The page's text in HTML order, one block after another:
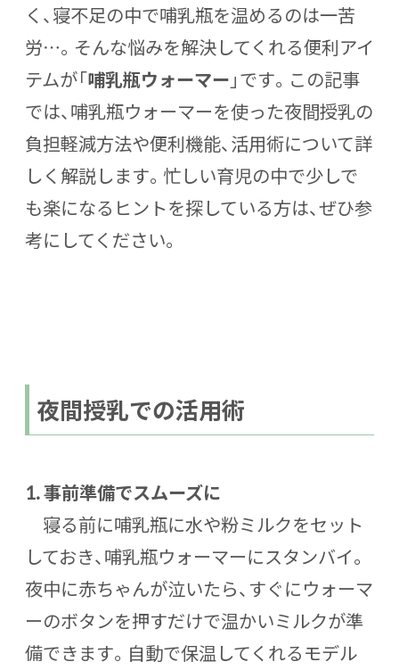
く、寝不足の中で哺乳瓶を温めるのは一苦
労…。そんな悩みを解決してくれる便利アイ
テムが「哺乳瓶ウォーマー 」です。この記事
では、哺乳瓶ウォーマーを使った夜間授乳の
負担軽減方法や便利機能、活用術について詳
しく解説します。忙しい育児の中で少しで
も楽になるヒントを探している方は、ぜひ参
考にしてください。
夜間授乳での活用術
1.事前準備でスムーズに
寝る前に哺乳瓶に水や粉ミルクをセット
しておき、哺乳瓶ウォーマーにスタンバイ。
夜中に赤ちゃんが泣いたら、すぐにウォーマ
ーのボタンを押すだけで温かいミルクが準
備できます。自動で保温してくれるモデル